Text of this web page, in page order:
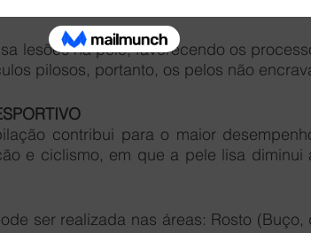
lesões na pele, favorecendo os
pilosos, portanto, os pelos não
contribui para o maior
e ciclismo, em que a pele lisa diminui
ser realizada nas áreas: Rosto (Buço,